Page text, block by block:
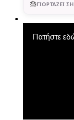
🎂ΓΙΟΡΤΆΖΕΙ
Πατήστε